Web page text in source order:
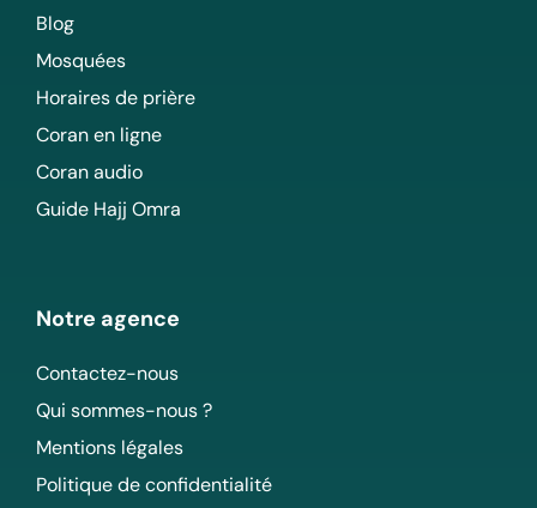
Blog
Mosquées
Horaires de prière
Coran en ligne
Coran audio
Guide Hajj Omra
Notre agence
Contactez-nous
Qui sommes-nous ?
Mentions légales
Politique de confidentialité